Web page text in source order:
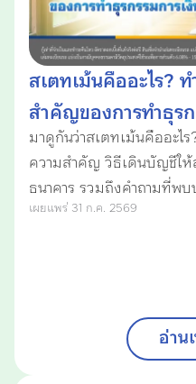
สเตทเม้นคืออะไร? ท
สำคัญของการทำธุรก
มาดูกันว่าสเตทเม้นคืออะ
ความสำคัญ วิธีเดินบัญชีใ
ธนาคาร รวมถึงคำถามที่พ
เผยแพร่ 31 ก.ค. 2569
อ่าน